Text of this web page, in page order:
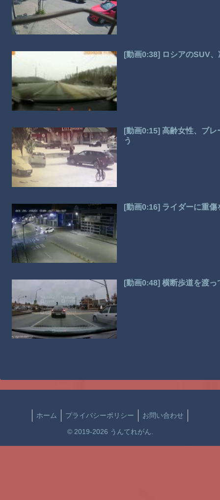
[動画0:38] ロシアのSUV
[動画0:15] 高齢女性、ブ
う
[動画0:16] ライダーに重
[動画0:48] 横断歩道を渡
ホーム プライバシーポリシー お問い合わせ
© 2019-2026 うんてれがん.